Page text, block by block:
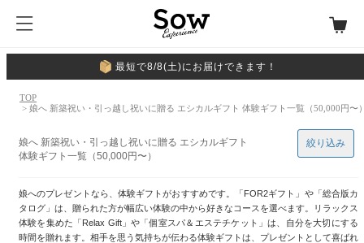
最短で8/8(土)にお届けできます！
TOP
> 娘へ 新築祝い・引っ越し祝いに贈る エシカルギフト 体験ギフト一覧（50,000円〜
娘へ 新築祝い・引っ越し祝いに贈る エシカルギフト
体験ギフト一覧（50,000円〜）
娘へのプレゼントなら、体験ギフトがおすすめです。「FOR2ギフト」や「総合版カ
タログ」は、贈られた方が幅広い体験の中から好きなコースを選べます。リラックス
体験を集めた「Relax Gift」や「個室スパ＆エステチケット」は、自分を大切にする
時間を贈れます。相手を思う気持ちが伝わる体験ギフトは、プレゼントとして喜ばれ
絞り込み